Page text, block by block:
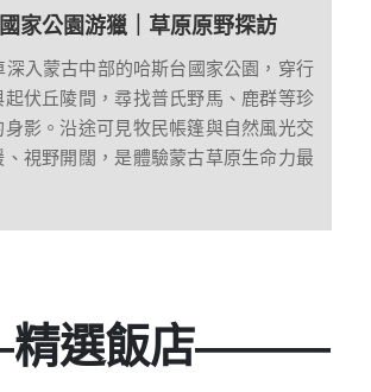
家公園游獵｜草原原野探訪
深入蒙古中部的哈斯台國家公園，穿行
伏丘陵間，尋找普氏野馬、鹿群等珍
身影。沿途可見牧民帳篷與自然風光交
視野開闊，是體驗蒙古草原生命力最
選飯店———